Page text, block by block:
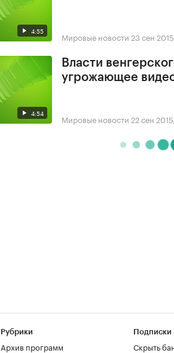
4:55 Мировые новости 23 сен
4:54
Власти
угрожающее
Мировые новости 22 сен
Рубрики
Архив программ
Подписки
Скрыть